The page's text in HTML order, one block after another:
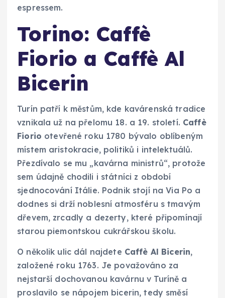
espressem.
Torino: Caffè
Fiorio a Caffè Al
Bicerin
Turín patří k městům, kde kavárenská tradice
vznikala už na přelomu 18. a 19. století. Caffè
Fiorio otevřené roku 1780 bývalo oblíbeným
místem aristokracie, politiků i intelektuálů.
Přezdívalo se mu „kavárna ministrů“, protože
sem údajně chodili i státníci z období
sjednocování Itálie. Podnik stojí na Via Po a
dodnes si drží noblesní atmosféru s tmavým
dřevem, zrcadly a dezerty, které připomínají
starou piemontskou cukrářskou školu.
O několik ulic dál najdete Caffè Al Bicerin,
založené roku 1763. Je považováno za
nejstarší dochovanou kavárnu v Turíně a
proslavilo se nápojem bicerin, tedy směsí